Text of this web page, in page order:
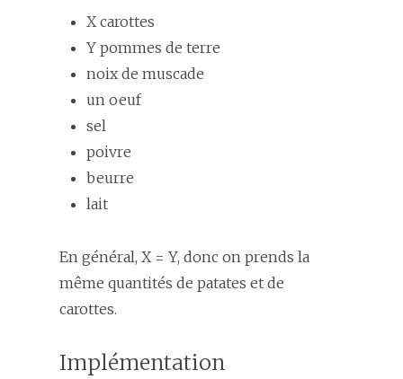
X carottes
Y pommes de terre
noix de muscade
un oeuf
sel
poivre
beurre
lait
En général, X = Y, donc on prends la
même quantités de patates et de
carottes.
Implémentation